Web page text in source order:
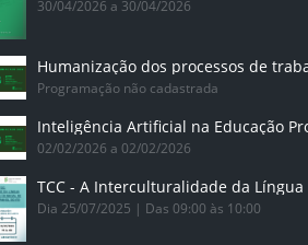
30/04/2026 a 30/04/2026
Humanização dos processos de
Programação não cadastrada
02/02/2026 a 02/02/2026
Dia 25/07/2025 | Das 09:00 às 10:00